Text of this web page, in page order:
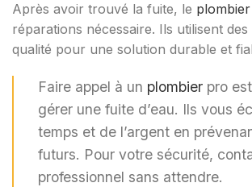
Après avoir trouvé la fuite, le plombier
réparations nécessaire. Ils utilisent
qualité pour une solution durable et
Faire appel à un plombier pro
gérer une fuite d’eau. Ils vous
temps et de l’argent en
futurs. Pour votre sécurité,
professionnel sans attendre.